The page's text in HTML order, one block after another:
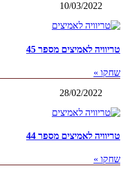
10/03/2022
טריוויה לאמיצים מספר 45
שחקו »
28/02/2022
טריוויה לאמיצים מספר 44
שחקו »